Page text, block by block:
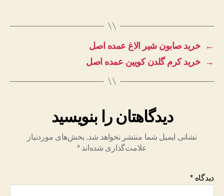
←
خرید صابون شیر الاغ عمده اصل
→
خرید کرم گلدن کویین عمده اصل
دیدگاهتان را بنویسید
نشانی ایمیل شما منتشر نخواهد شد. بخش‌های موردنیاز
علامت‌گذاری شده‌اند*
دیدگاه*